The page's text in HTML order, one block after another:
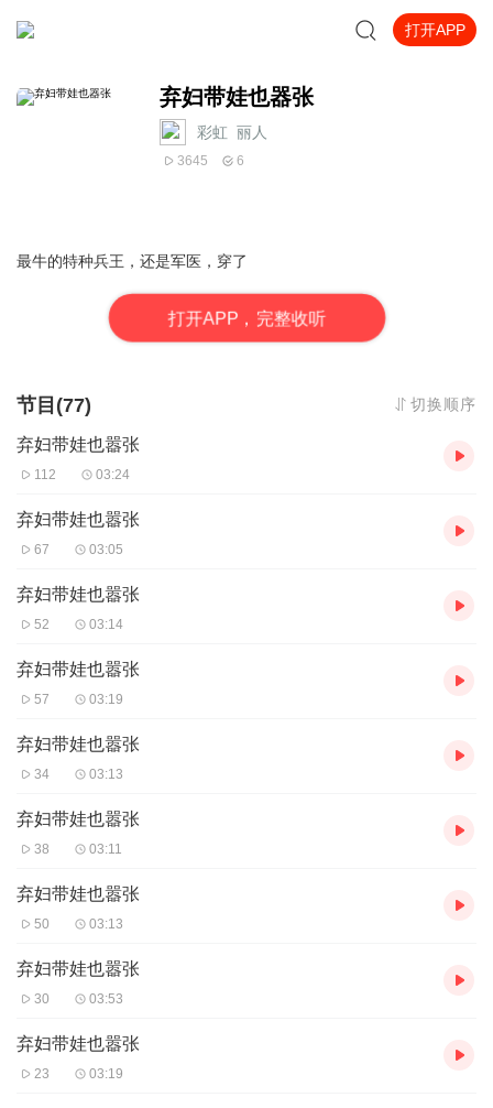
打开APP
弃妇带娃也器张
彩虹_丽人
3645 6
最牛的特种兵王，还是军医，穿了
打开APP，完整收听
节目(77) 切换顺序
弃妇带娃也嚣张
112 03:24
弃妇带娃也嚣张
67 03:05
弃妇带娃也嚣张
52 03:14
弃妇带娃也嚣张
57 03:19
弃妇带娃也嚣张
34 03:13
弃妇带娃也嚣张
38 03:11
弃妇带娃也嚣张
50 03:13
弃妇带娃也嚣张
30 03:53
弃妇带娃也嚣张
23 03:19